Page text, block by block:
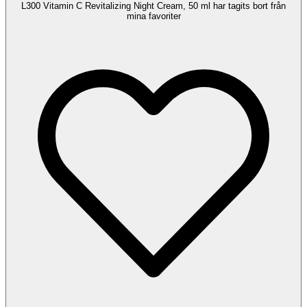
L300 Vitamin C Revitalizing Night Cream, 50 ml har tagits bort från
mina favoriter